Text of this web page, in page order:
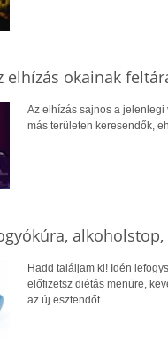
elhízás okainak
Az elhízás sajnos a
más területen keresendők,
alkoholstop,
Hadd találjam ki! Idén
előfizetsz diétás menüre,
az új esztendőt.